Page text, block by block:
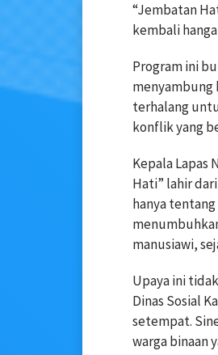
“Jembatan
kembali
Program ini
menyambung
terhalang
konflik yang
Kepala Lapas
Hati” lahir
hanya
manusiawi,
Upaya ini
Dinas Sosial
setempat.
warga binaan